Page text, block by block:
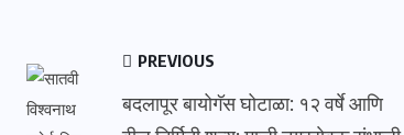
PREVIOUS
बदलापूर बायोगॅस घोटाळा: १२ वर्षे आणि